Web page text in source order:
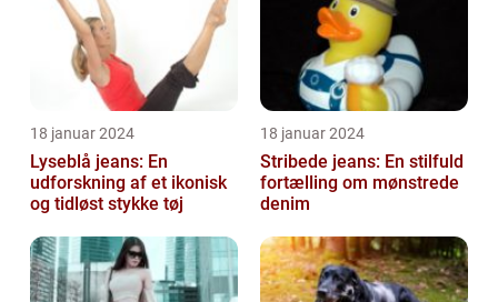
18 januar 2024
Lyseblå jeans: En
udforskning af et ikonisk
og tidløst stykke tøj
18 januar 2024
Stribede jeans: En stilfuld
fortælling om mønstrede
denim